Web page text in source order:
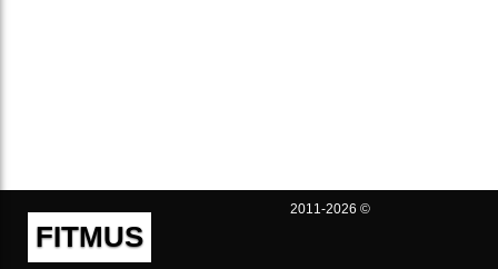
FITMUS
2011-2026 ©